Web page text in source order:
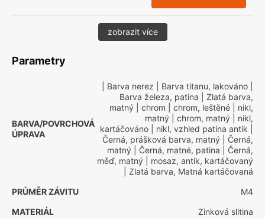
zobrazit více
Parametry
BARVA/POVRCHOVÁ
ÚPRAVA
| Barva nerez | Barva titanu, lakováno
Barva železa, patina | Zlatá barva,
matný | chrom | chrom, leštěné | nikl,
matný | chrom, matný | nikl,
kartáčováno | nikl, vzhled patina antik
Černá, prášková barva, matný | Černá,
matný | Černá, matné, patina | Černá,
měď, matný | mosaz, antik, kartáčovaný
| Zlatá barva, Matná kartáčovaná
PRŮMĚR ZÁVITU
M4
MATERIÁL
Zinková slitina